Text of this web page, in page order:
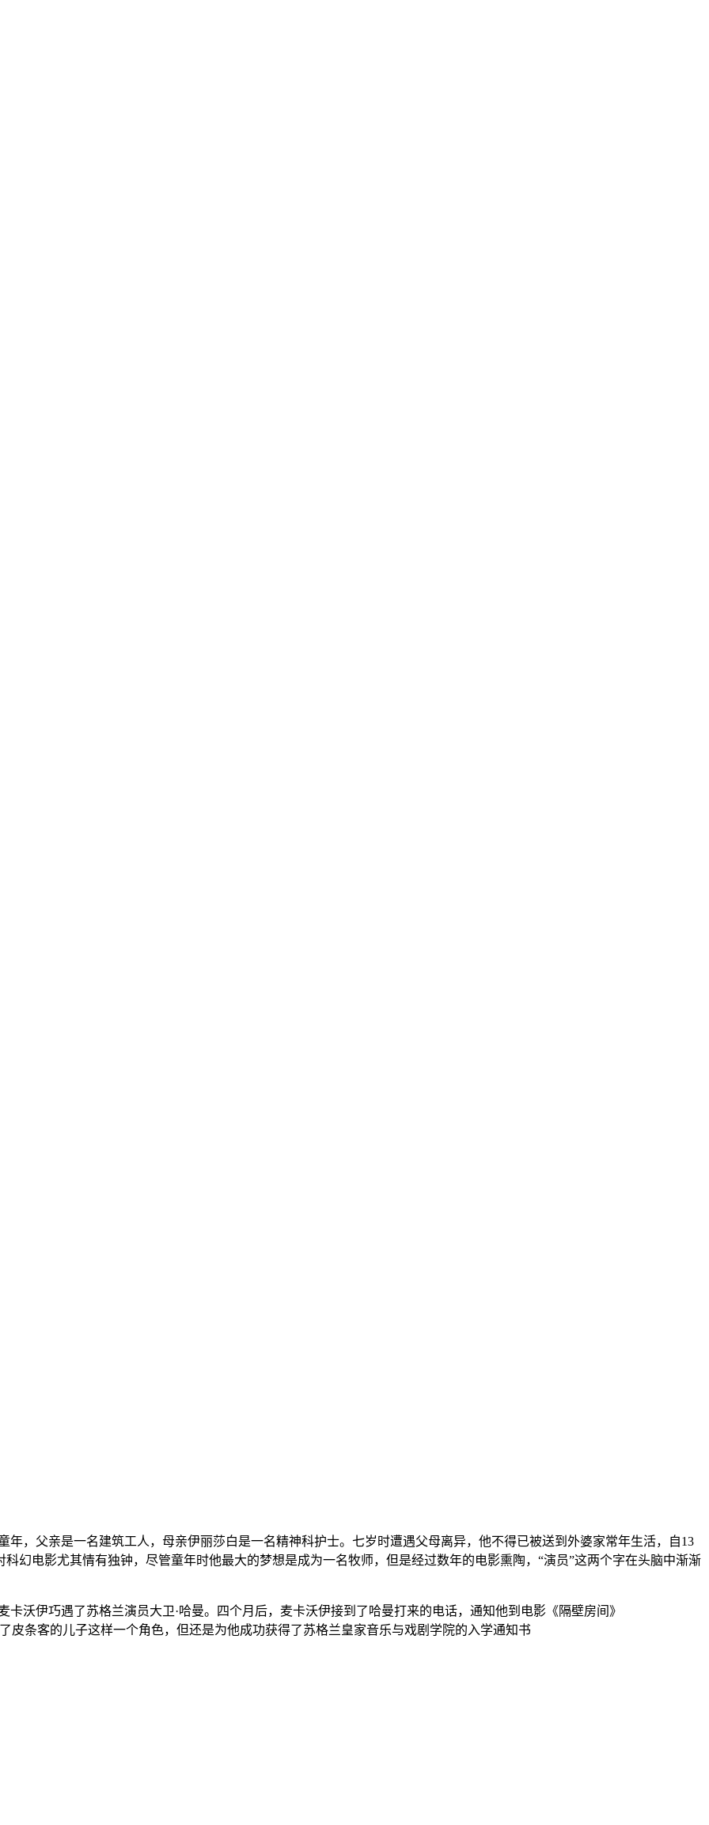
年，父亲是一名建筑工人，母亲伊丽莎白是一名精神科护士。七岁时遭遇父母离异，他不得已被送到外婆家常年生活，自13
幻电影尤其情有独钟，尽管童年时他最大的梦想是成为一名牧师，但是经过数年的电影熏陶，“演员”这两个字在头脑中渐渐
沃伊巧遇了苏格兰演员大卫·哈曼。四个月后，麦卡沃伊接到了哈曼打来的电话，通知他到电影《隔壁房间》
皮条客的儿子这样一个角色，但还是为他成功获得了苏格兰皇家音乐与戏剧学院的入学通知书